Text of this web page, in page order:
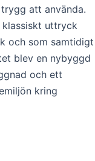
att använda.
uttryck
och som samtidigt
blev en nybyggd
och ett
kring